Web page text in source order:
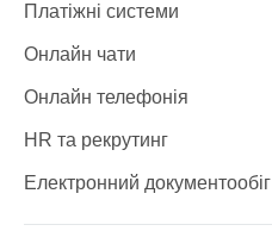
Платіжні системи
Онлайн чати
Онлайн телефонія
HR та рекрутинг
Електронний документообіг